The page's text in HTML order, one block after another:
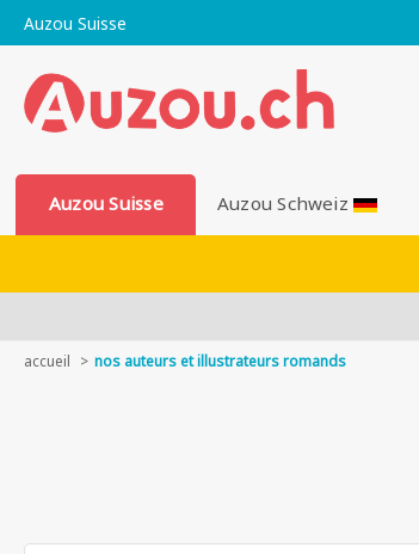
Auzou Suisse
Auzou Suisse Auzou Schweiz
accueil nos auteurs et illustrateurs romands